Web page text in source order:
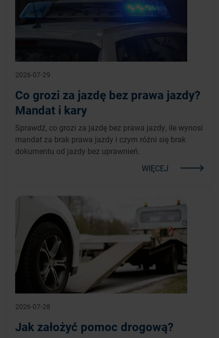
2026-07-29
Co grozi za jazdę bez prawa jazdy?
Mandat i kary
Sprawdź, co grozi za jazdę bez prawa jazdy, ile wynosi
mandat za brak prawa jazdy i czym różni się brak
dokumentu od jazdy bez uprawnień.
WIĘCEJ
2026-07-28
Jak założyć pomoc drogową?